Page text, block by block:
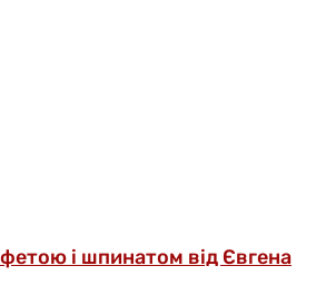
і шпинатом від Євгена